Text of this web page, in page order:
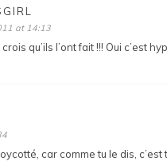
at 14:13
qu’ils l’ont fait !!! Oui c’est
car comme tu le dis,